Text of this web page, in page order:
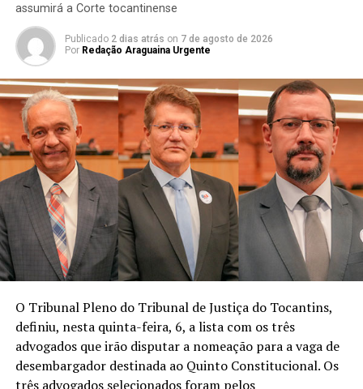
assumirá a Corte tocantinense
Publicado 2 dias atrás on 7 de agosto de 2026
Por Redação Araguaina Urgente
O Tribunal Pleno do Tribunal de Justiça do Tocantins,
definiu, nesta quinta-feira, 6, a lista com os três
advogados que irão disputar a nomeação para a vaga de
desembargador destinada ao Quinto Constitucional. Os
três advogados selecionados foram pelos